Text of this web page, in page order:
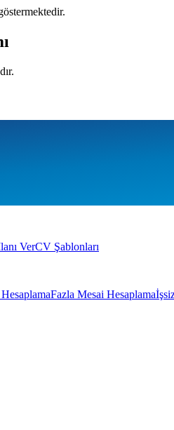
VerCV Şablonları
Fazla Mesai Hesaplama